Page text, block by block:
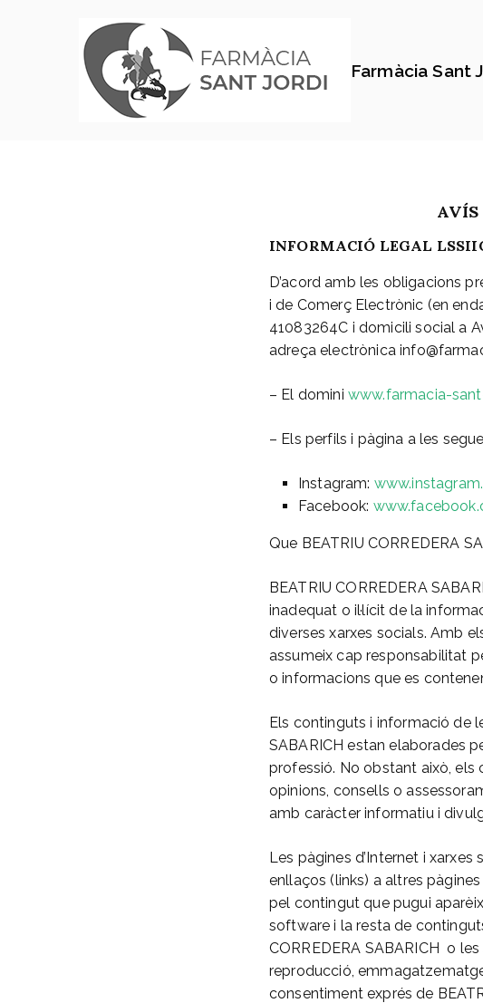
Farmàcia Sant
INFORMACIÓ LEGAL
D’acord amb les obligacions
i de Comerç Electrònic (en
41083264C i domicili social a
adreça electrònica
– El domini www.farmacia-
– Els perfils i pàgina a les
Instagram:
Facebook:
Que BEATRIU CORREDERA
BEATRIU CORREDERA
inadequat o il·lícit de la
diverses xarxes socials. Amb
assumeix cap responsabilitat
o informacions que es
Els continguts i informació de
SABARICH estan elaborades
professió. No obstant això, els
opinions, consells o
amb caràcter informatiu i
Les pàgines d’Internet i
enllaços (links) a altres
pel contingut que pugui
software i la resta de
CORREDERA SABARICH o
reproducció,
consentiment exprés de